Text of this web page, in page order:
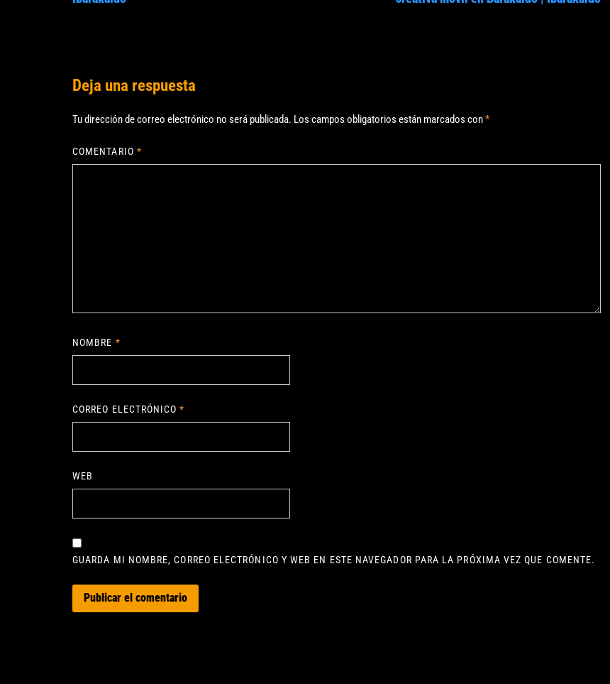
Deja una respuesta
Tu dirección de correo electrónico no será publicada. Los campos obligatorios están marcados con*
COMENTARIO *
NOMBRE *
CORREO ELECTRÓNICO*
WEB
GUARDA MI NOMBRE, CORREO ELECTRÓNICO Y WEB EN ESTE NAVEGADOR PARA LA PRÓXIMA VEZ QUE COMENTE.